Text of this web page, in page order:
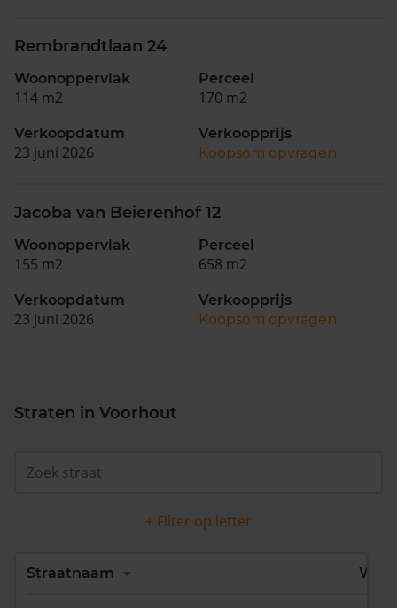
Rembrandtlaan 24
Woonoppervlak
114 m2
Perceel
170 m2
Verkoopdatum
23 juni 2026
Verkoopprijs
Koopsom opvragen
Jacoba van Beierenhof 12
Woonoppervlak
155 m2
Perceel
658 m2
Verkoopdatum
23 juni 2026
Verkoopprijs
Koopsom opvragen
Straten in Voorhout
+ Filter op letter
Alles
Straatnaam Wijk